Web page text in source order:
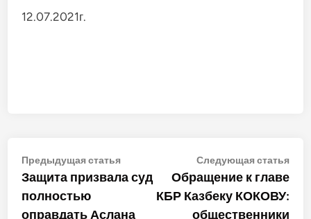
12.07.2021г.
Навигация
по
записям
Предыдущая статьяПредыдущая
статья:
Защита призвала суд
полностью
оправдать Аслана
Следующая статья
Обращение к главе
КБР Казбеку КОКОВУ:
общественники